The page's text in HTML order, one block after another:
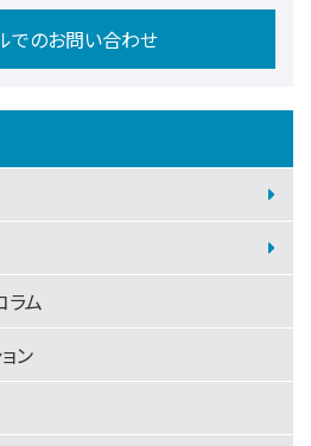
でのお問い合わせ
ラム
ン